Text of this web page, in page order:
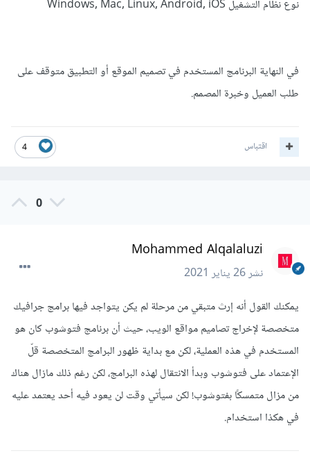
نوع نظام التشغيل Windows, Mac, Linux, Android, iOS
في النهاية البرنامج المستخدم في تصميم الموقع أو التطبيق متوقف على
طلب العميل وخبرة المصمم.
4 اقتباس
0
Mohammed Alqalaluzi
نشر26 يناير 2021
يمكنك القول أنه إرث متبقي من مرحلة لم يكن يتواجد فيها برامج جرافيك
متخصصة لإخراج تصاميم مواقع الويب، حيث أن برنامج فتوشوب كان هو
المستخدم في هذه العملية، لكن مع بداية ظهور البرامج المتخصصة قلّ
الإعتماد على فتوشوب وبدأ الانتقال لهذه البرامج، لكن رغم ذلك مازال هناك
من مزال متمسكًا بفتوشوب! لكن سيأتي وقت لن يعود فيه أحد يعتمد عليه
في هكذا استخدام.